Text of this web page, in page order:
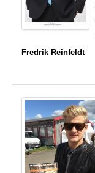
Fredrik Reinfeldt